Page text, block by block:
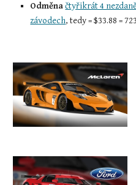
Odměna čtyřikrát 4
závodech, tedy = $33.88 =